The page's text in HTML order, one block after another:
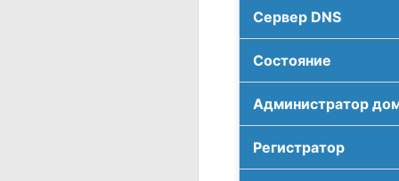
Сервер DNS
Соcтояние
Администратор
Регистратор